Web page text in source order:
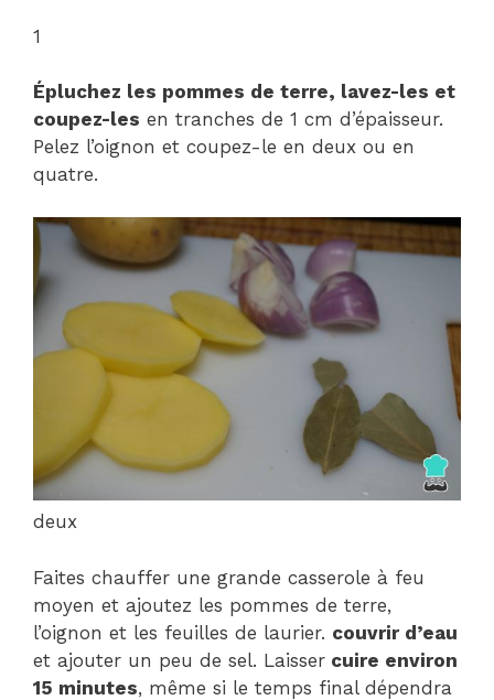
1
Épluchez les pommes de terre, lavez-les et
coupez-les en tranches de 1 cm d’épaisseur.
Pelez l’oignon et coupez-le en deux ou en
quatre.
deux
Faites chauffer une grande casserole à feu
moyen et ajoutez les pommes de terre,
l’oignon et les feuilles de laurier. couvrir d’eau
et ajouter un peu de sel. Laisser cuire environ
15 minutes, même si le temps final dépendra